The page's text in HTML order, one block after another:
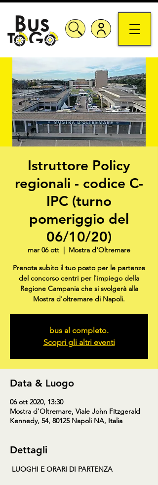
Istruttore Policy
regionali - codice C-
IPC (turno
pomeriggio del
06/10/20)
mar 06 ott
  |
Mostra d'Oltremare
Prenota subito il tuo posto per le partenze
del concorso centri per l'impiego della
Regione Campania che si svolgerà alla
Mostra d'oltremare di Napoli.
bus al completo.
Scopri gli altri eventi
Data & Luogo
06 ott 2020, 13:30
Mostra d'Oltremare, Viale John Fitzgerald
Kennedy, 54, 80125 Napoli NA, Italia
Dettagli
LUOGHI E ORARI DI PARTENZA